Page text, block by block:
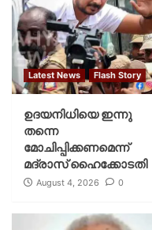
Latest News Flash Story
ഉദയനിധിയെ ഇന്നു
തന്നെ
മോചിപ്പിക്കണമെന്ന്
മദ്രാസ് ഹൈക്കോടതി
August 4, 2026 0